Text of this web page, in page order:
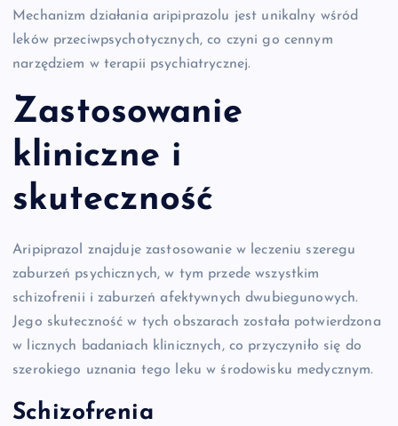
Mechanizm działania aripiprazolu jest unikalny wśród
leków przeciwpsychotycznych, co czyni go cennym
narzędziem w terapii psychiatrycznej.
Zastosowanie
kliniczne i
skuteczność
Aripiprazol znajduje zastosowanie w leczeniu szeregu
zaburzeń psychicznych, w tym przede wszystkim
schizofrenii i zaburzeń afektywnych dwubiegunowych.
Jego skuteczność w tych obszarach została potwierdzona
w licznych badaniach klinicznych, co przyczyniło się do
szerokiego uznania tego leku w środowisku medycznym.
Schizofrenia